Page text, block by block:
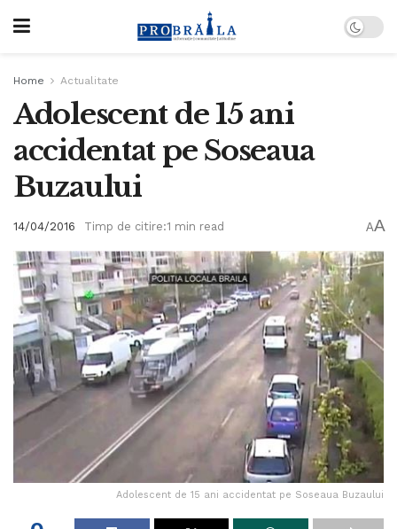
Home Actualitate
Adolescent de 15 ani
accidentat pe Soseaua
Buzaului
14/04/2016 Timp de citire:1 min read AA
Adolescent de 15 ani accidentat pe Soseaua Buzaului